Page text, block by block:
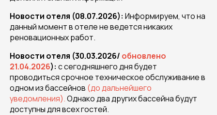
Новости отеля (08.07.2026): Информируем, что на
данный момент в отеле не ведется никаких
реновационных работ.
Новости отеля (30.03.2026/ обновлено
21.04.2026): с сегодняшнего дня будет
проводиться срочное техническое обслуживание в
одном из бассейнов (до дальнейшего
уведомления).Однако два других бассейна будут
доступны для всех гостей.